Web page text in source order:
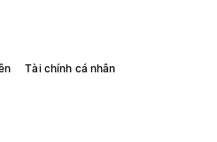
Tài chính cá nhân